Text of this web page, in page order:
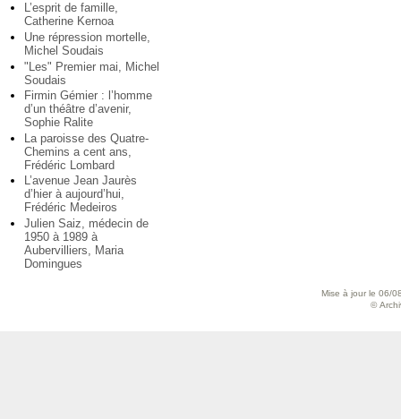
L’esprit de famille,
Catherine Kernoa
Une répression mortelle,
Michel Soudais
"Les" Premier mai, Michel
Soudais
Firmin Gémier : l’homme
d’un théâtre d’avenir,
Sophie Ralite
La paroisse des Quatre-
Chemins a cent ans,
Frédéric Lombard
L’avenue Jean Jaurès
d’hier à aujourd’hui,
Frédéric Medeiros
Julien Saiz, médecin de
1950 à 1989 à
Aubervilliers, Maria
Domingues
Mise à jour le 06/
©